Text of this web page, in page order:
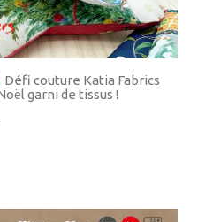
Défi couture Katia Fabrics
garni de tissus !